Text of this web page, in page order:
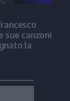
sue canzoni
la